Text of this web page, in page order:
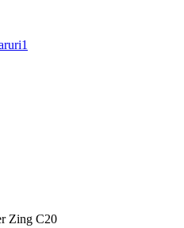
1
Zing C20